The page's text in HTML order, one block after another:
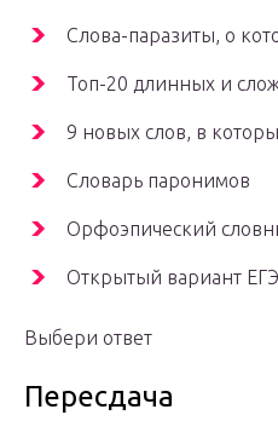
Слова-паразиты, о
Топ-20 длинных и
9 новых слов, в
Словарь паронимов
Орфоэпический
Открытый вариант
Выбери ответ
Пересдача